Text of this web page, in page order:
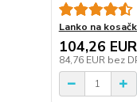
Lanko na
104,26 EUR
84,76 EUR bez